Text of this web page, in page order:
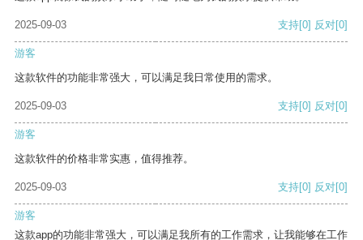
2025-09-03 支持[0] 反对[0]
游客
这款软件的功能非常强大，可以满足我日常使用的需求。
2025-09-03 支持[0] 反对[0]
游客
这款软件的价格非常实惠，值得推荐。
2025-09-03 支持[0] 反对[0]
游客
这款app的功能非常强大，可以满足我所有的工作需求，让我能够在工作